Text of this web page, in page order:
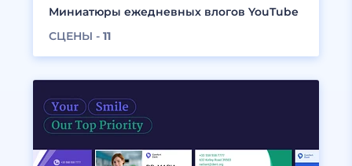
Миниатюры ежедневных влогов YouTube
СЦЕНЫ - 11